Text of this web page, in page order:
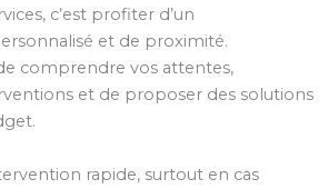
c’est profiter d’un
et de proximité.
comprendre vos attentes,
et de proposer des solutions
rapide, surtout en cas